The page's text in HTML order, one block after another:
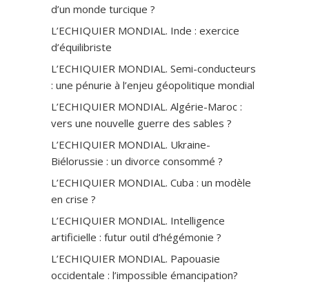
d’un monde turcique ?
L’ECHIQUIER MONDIAL. Inde : exercice
d’équilibriste
L’ECHIQUIER MONDIAL. Semi-conducteurs
: une pénurie à l’enjeu géopolitique mondial
L’ECHIQUIER MONDIAL. Algérie-Maroc :
vers une nouvelle guerre des sables ?
L’ECHIQUIER MONDIAL. Ukraine-
Biélorussie : un divorce consommé ?
L’ECHIQUIER MONDIAL. Cuba : un modèle
en crise ?
L’ECHIQUIER MONDIAL. Intelligence
artificielle : futur outil d’hégémonie ?
L’ECHIQUIER MONDIAL. Papouasie
occidentale : l’impossible émancipation?